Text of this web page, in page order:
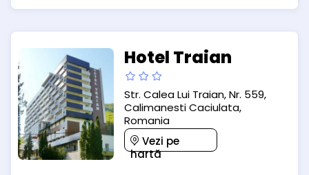
Hotel Traian
Str. Calea Lui Traian, Nr. 559,
Calimanesti Caciulata,
Romania
Vezi pe
hartă